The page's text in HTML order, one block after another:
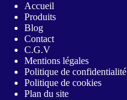
Accueil
Produits
Blog
Contact
C.G.V
Mentions légales
Politique de confidentialité
Politique de cookies
Plan du site